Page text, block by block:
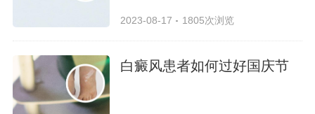
2023-08-17 1805次浏览
白癜风患者如何过好国庆节